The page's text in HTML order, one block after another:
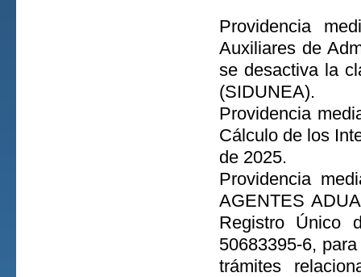
Providencia
Auxiliares de
se desactiva la
(SIDUNEA).
Providencia
Cálculo de los
de 2025.
Providencia
AGENTES
Registro Único
50683395-6,
trámites